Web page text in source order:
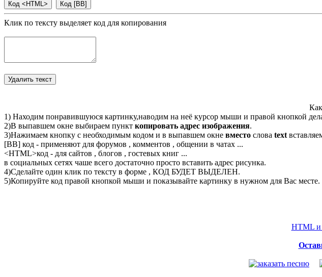
Клик по тексту выделяет код для копирования
1) Находим понравившуюся картинку,наводим на неё курсор мыши и правой кнопкой
2)В выпавшем окне выбираем пункт копировать адрес изображения.
3)Нажимаем кнопку с необходимым кодом и в выпавшем окне вместо слова text
[BB] код - применяют для форумов , комментов , общении в чатах ...
<HTML>код - для сайтов , блогов , гостевых книг ...
в социальных сетях чаше всего достаточно просто вставить адрес рисунка.
4)Сделайте один клик по тексту в форме , КОД БУДЕТ ВЫДЕЛЕН.
5)Копируйте код правой кнопкой мыши и показывайте картинку в нужном для Вас месте.
HTML и